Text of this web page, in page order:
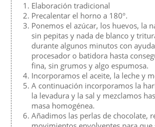
Elaboración tradicional
Precalentar el horno a 180º.
Ponemos el azúcar, los huevos, la
sin pepitas y nada de blanco y
durante algunos minutos con
procesador o batidora hasta
fina, sin grumos y algo espumosa.
Incorporamos el aceite, la leche y
A continuación incorporamos la
la levadura y la sal y mezclamos
masa homogénea.
Añadimos las perlas de chocolate,